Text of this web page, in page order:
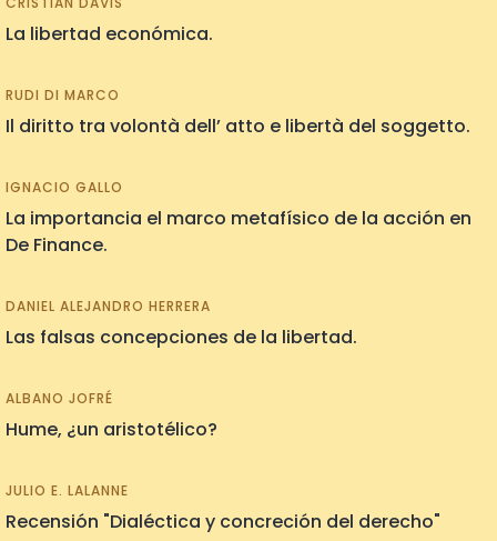
La libertad económica.
RUDI DI MARCO
Il diritto tra volontà dell’ atto e libertà del soggetto.
IGNACIO GALLO
La importancia el marco metafísico de la acción en
De Finance.
DANIEL ALEJANDRO HERRERA
Las falsas concepciones de la libertad.
ALBANO JOFRÉ
Hume, ¿un aristotélico?
JULIO E. LALANNE
Recensión "Dialéctica y concreción del derecho"